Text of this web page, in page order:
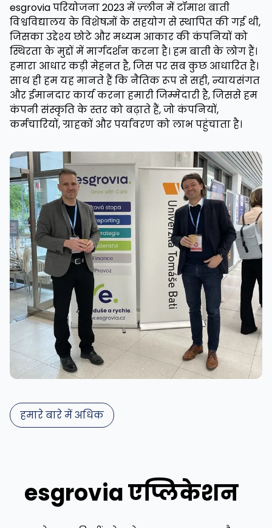
esgrovia परियोजना 2023 में ज़्लीन में टॉमाश बाती
विश्वविद्यालय के विशेषज्ञों के सहयोग से स्थापित की गई थी,
जिसका उद्देश्य छोटे और मध्यम आकार की कंपनियों को
स्थिरता के मुद्दों में मार्गदर्शन करना है। हम बाती के लोग हैं।
हमारा आधार कड़ी मेहनत है, जिस पर सब कुछ आधारित है।
साथ ही हम यह मानते हैं कि नैतिक रूप से सही, न्यायसंगत
और ईमानदार कार्य करना हमारी जिम्मेदारी है, जिससे हम
कंपनी संस्कृति के स्तर को बढ़ाते हैं, जो कंपनियों,
कर्मचारियों, ग्राहकों और पर्यावरण को लाभ पहुंचाता है।
हमारे बारे में अधिक
esgrovia एप्लिकेशन